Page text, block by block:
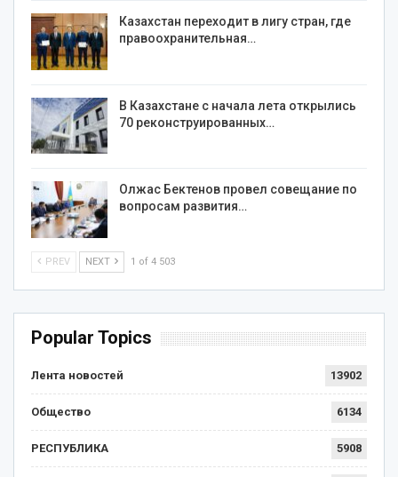
Казахстан переходит в лигу стран, где
правоохранительная…
В Казахстане с начала лета открылись
70 реконструированных…
Олжас Бектенов провел совещание по
вопросам развития…
PREV NEXT 1 of 4 503
Popular Topics
Лента новостей 13902
Общество 6134
РЕСПУБЛИКА 5908